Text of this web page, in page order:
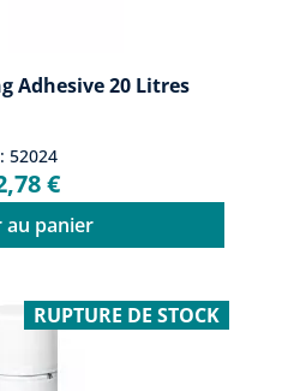
Adhesive 20 Litres
52024
€
au panier
RUPTURE DE STOCK